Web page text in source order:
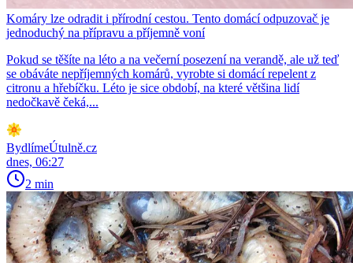
Komáry lze odradit i přírodní cestou. Tento domácí odpuzovač je
jednoduchý na přípravu a příjemně voní
Pokud se těšíte na léto a na večerní posezení na verandě, ale už teď
se obáváte nepříjemných komárů, vyrobte si domácí repelent z
citronu a hřebíčku. Léto je sice období, na které většina lidí
nedočkavě čeká,...
BydlímeÚtulně.cz
dnes, 06:27
2 min